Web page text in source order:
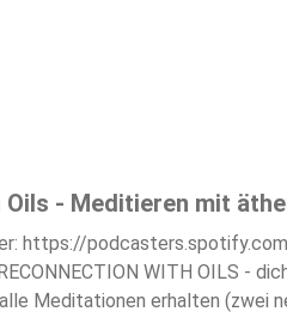
Nichtgebrauch z.B. wegen
- Meditieren mit
https://
WITH OILS -
Meditationen erhalten